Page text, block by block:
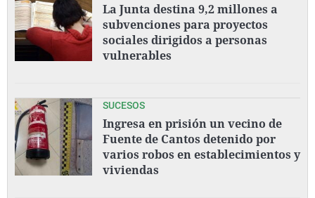
La Junta destina 9,2 millones a
subvenciones para proyectos
sociales dirigidos a personas
vulnerables
SUCESOS
Ingresa en prisión un vecino de
Fuente de Cantos detenido por
varios robos en establecimientos y
viviendas